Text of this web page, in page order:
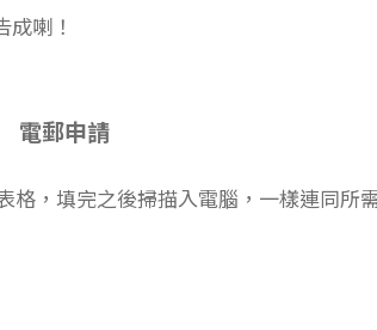
成喇！
電郵申請
格，填完之後掃描入電腦，一樣連同所